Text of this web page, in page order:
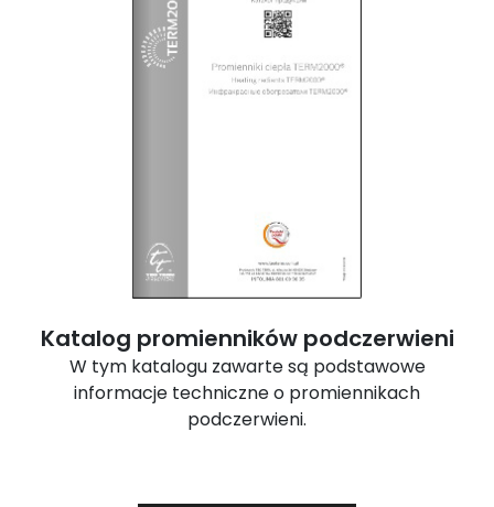
Katalog promienników podczerwieni
W tym katalogu zawarte są podstawowe
informacje techniczne o promiennikach
podczerwieni.